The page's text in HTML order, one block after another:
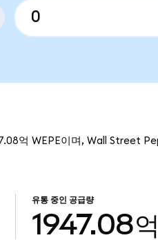
억 WEPE이며, Wall Street
유통 중인 공급량
1947.08억